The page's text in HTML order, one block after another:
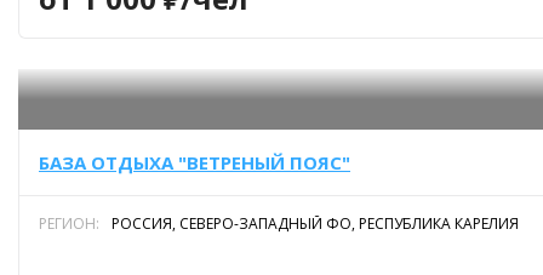
которой станет дегустация травяных чаев с традиционной
БАЗА ОТДЫХА "ВЕТРЕНЫЙ ПОЯС"
РЕГИОН: РОССИЯ, СЕВЕРО-ЗАПАДНЫЙ ФО, РЕСПУБЛИКА КАРЕЛИЯ